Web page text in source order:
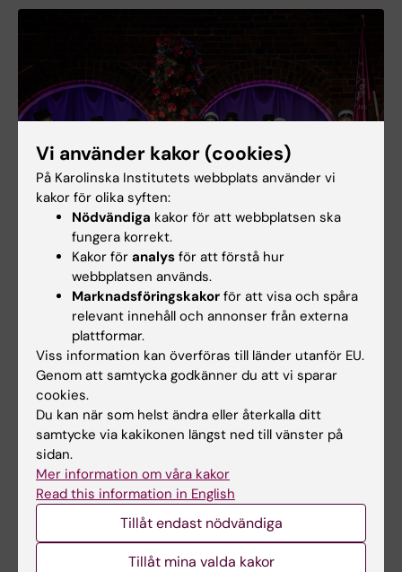
Från vänster: Carl-Fredrik Bowin, Karin Björklund, Peter Benedek,
Lucy Bai, Mike Aoun och Ranaa Akkawi El Edelbi. Foto: Linnea
Bengtsson
Mellan talen under ceremonin underhöll
Romeo och Julia-kören, som framförde
stycken av Tromboncino och Händel, samt
solisten Martin Stokke Mathiesen som sjöng
What do I Need with Love ur musikalen
Thoroughly Modern Millie och Who I’d be ur
musikalen Shreek. Kvällen avslutades med
bankett i Gyllene salen.
Vi använder kakor (cookies)
På Karolinska Institutets webbplats använder vi
kakor för olika syften:
Nödvändiga kakor för att webbplatsen ska
fungera korrekt.
Kakor för analys för att förstå hur
webbplatsen används.
Marknadsföringskakor för att visa och spåra
relevant innehåll och annonser från externa
plattformar.
Viss information kan överföras till länder utanför EU.
Genom att samtycka godkänner du att vi sparar
cookies.
Du kan när som helst ändra eller återkalla ditt
samtycke via kakikonen längst ned till vänster på
sidan.
Mer information om våra kakor
Read this information in English
Tillåt endast nödvändiga
Tillåt mina valda kakor